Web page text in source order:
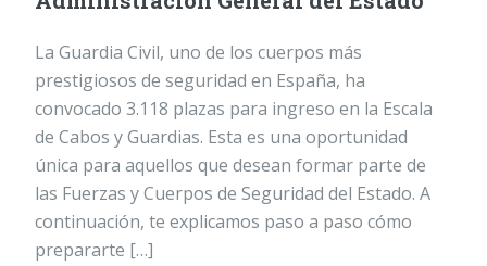
La Guardia Civil, uno de los cuerpos más
prestigiosos de seguridad en España, ha
convocado 3.118 plazas para ingreso en la Escala
de Cabos y Guardias. Esta es una oportunidad
única para aquellos que desean formar parte de
las Fuerzas y Cuerpos de Seguridad del Estado. A
continuación, te explicamos paso a paso cómo
prepararte […]